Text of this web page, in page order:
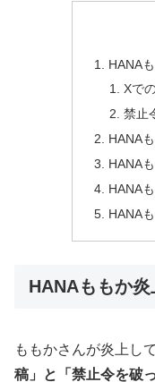
HANA
Xで
禁止
HANA
HANA
HANA
HANA
HANAももか炎
ももかさんが炎上し
稿」と「禁止令を破